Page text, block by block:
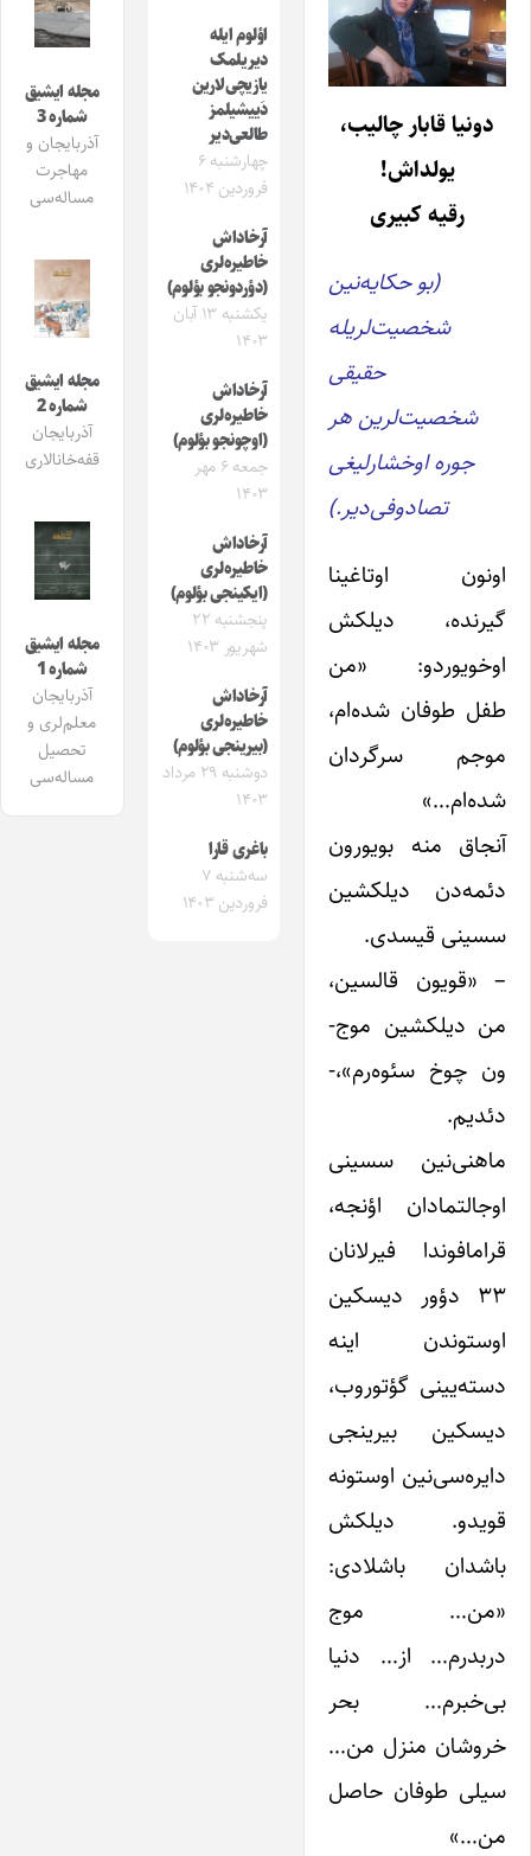
دونیا قابار چالیب،
یولداش!
رقیه کبیری
(بو حکایه‌نین
شخصیت‌لریله
حقیقی
شخصیت‌لرین هر
جوره اوخشارلیغی
تصادوفی‌دیر.)
اونون اوتاغینا
گیرنده، دیلکش
اوخویوردو: «من
طفل طوفان شده‌ام،
موجم سرگردان
شده‌ام…»
آنجاق منه بویورون
دئمه‌دن دیلکشین
سسینی قیسدی.
– «قویون قالسین،
من دیلکشین موج-
ون چوخ سئوه‌رم»،-
دئدیم.
ماهنی‌نین سسینی
اوجالتمادان اؤنجه،
قرامافوندا فیرلانان
۳۳ دؤور دیسکین
اوستوندن اینه
دسته‌یینی گؤتوروب،
دیسکین بیرینجی
دایره‌سی‌نین اوستونه
قویدو. دیلکش
باشدان باشلادی:
«من… موج
دربدرم… از… دنیا
بی‌خبرم… بحر
خروشان منزل من…
سیلی طوفان حاصل
من…»
اؤلوم ایله
دیریلمک
یازیچی‌لارین
دَییشیلمز
طالعی‌دیر
چهارشنبه ۶
فروردین ۱۴۰۴
آرخاداش
خاطیره‌لری
(دؤردونجو بؤلوم)
یکشنبه ۱۳ آبان
۱۴۰۳
آرخاداش
خاطیره‌لری
(اوچونجو بؤلوم)
جمعه ۶ مهر
۱۴۰۳
آرخاداش
خاطیره‌لری
(ایکینجی بؤلوم)
پنجشنبه ۲۲
شهریور ۱۴۰۳
آرخاداش
خاطیره‌لری
(بیرینجی بؤلوم)
دوشنبه ۲۹ مرداد
۱۴۰۳
باغری قارا
سه‌شنبه ۷
فروردین ۱۴۰۳
مجله ایشیق
شماره 3
آذربایجان و
مهاجرت
مساله‌سی
مجله ایشیق
شماره 2
آذربایجان
قفه‌خانالاری
مجله ایشیق
شماره 1
آذربایجان
معلم‌لری و
تحصیل
مساله‌سی